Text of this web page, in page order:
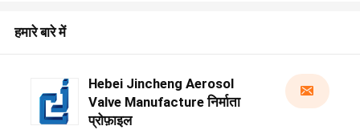
हमारे बारे में
Hebei Jincheng Aerosol
Valve Manufacture निर्माता
प्रोफ़ाइल